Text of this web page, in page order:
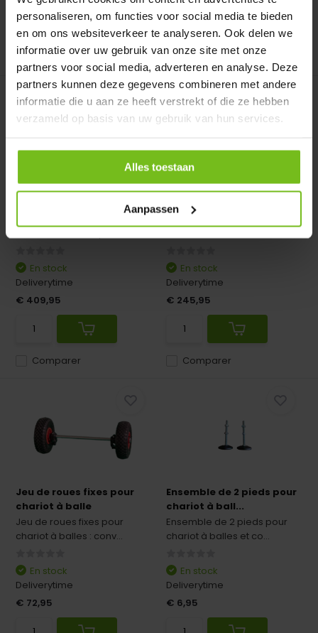
personaliseren, om functies voor social media te bieden
en om ons websiteverkeer te analyseren. Ook delen we
informatie over uw gebruik van onze site met onze
partners voor social media, adverteren en analyse. Deze
partners kunnen deze gegevens combineren met andere
informatie die u aan ze heeft verstrekt of die ze hebben
verzameld op basis van uw gebruik van hun services.
Alles toestaan
Aanpassen
Comparer Comparer
Casier à ballons pour 20
Comparer
En stock
Deliverytime
€ 409,95
Conteneur à balles pour
15 balles
Conteneur à balles pour 15
Comparer
En stock
Deliverytime
€ 245,95
Jeu de roues fixes pour
chariot à balle
Jeu de roues fixes pour
chariot à balles : conv...
En stock
Deliverytime
€ 72,95
Ensemble de 2 pieds pour
chariot à ball...
Ensemble de 2 pieds pour
chariot à balles et co...
En stock
Deliverytime
€ 6,95